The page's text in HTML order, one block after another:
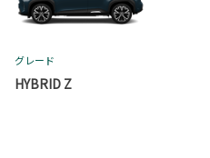
グレード
HYBRID Z